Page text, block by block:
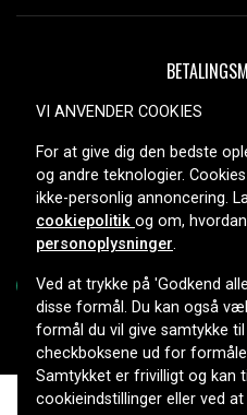
Copyright © 2026,
VI ANVENDER COOKIES
For at give dig den bedste
og andre teknologier.
ikke-personlig annoncering.
cookiepolitik og om, hvordan
personoplysninger.
Ved at trykke på 'Godkend
disse formål. Du kan også
formål du vil give samtykke
checkboksene ud for
Samtykket er frivilligt og kan
cookieindstillinger eller ved